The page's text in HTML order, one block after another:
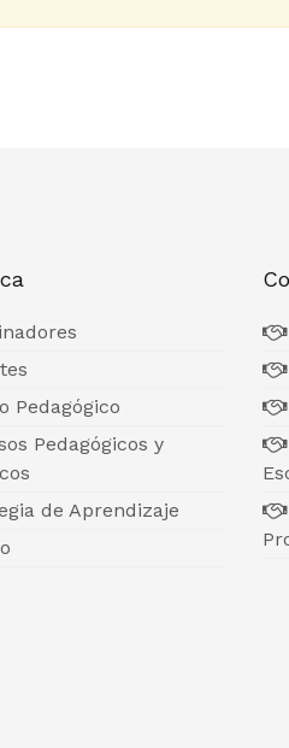
Pedagógico
Pedagógicos y
de Aprendizaje